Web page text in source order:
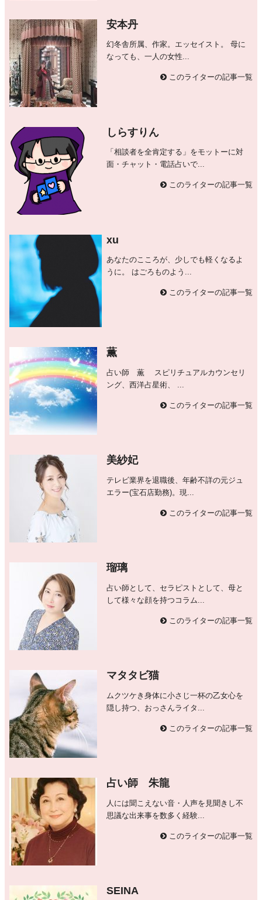
安本丹
幻冬舎所属、作家。エッセイスト。 母に
なっても、一人の女性...
このライターの記事一覧
しらすりん
「相談者を全肯定する」をモットーに対
面・チャット・電話占いで...
このライターの記事一覧
xu
あなたのこころが、少しでも軽くなるよ
うに。 はごろものよう...
このライターの記事一覧
薫
占い師 薫 スピリチュアルカウンセリ
ング、西洋占星術、 ...
このライターの記事一覧
美紗妃
テレビ業界を退職後、年齢不詳の元ジュ
エラー(宝石店勤務)。現...
このライターの記事一覧
瑠璃
占い師として、セラピストとして、母と
して様々な顔を持つコラム...
このライターの記事一覧
マタタビ猫
ムクツケき身体に小さじ一杯の乙女心を
隠し持つ、おっさんライタ...
このライターの記事一覧
占い師 朱龍
人には聞こえない音・人声を見聞きし不
思議な出来事を数多く経験...
このライターの記事一覧
SEINA